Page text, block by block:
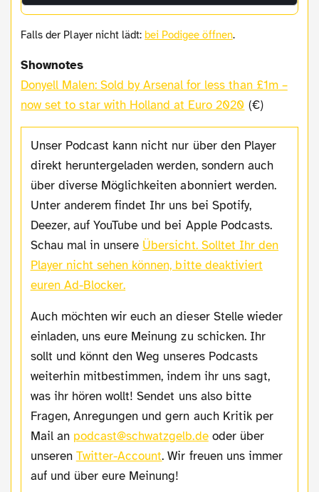
Falls der Player nicht lädt: bei Podigee öffnen.
Shownotes
Donyell Malen: Sold by Arsenal for less than £1m –
now set to star with Holland at Euro 2020 (€)
Unser Podcast kann nicht nur über den Player
direkt heruntergeladen werden, sondern auch
über diverse Möglichkeiten abonniert werden.
Unter anderem findet Ihr uns bei Spotify,
Deezer, auf YouTube und bei Apple Podcasts.
Schau mal in unsere Übersicht.Solltet Ihr den
Player nicht sehen können, bitte deaktiviert
euren Ad-Blocker.
Auch möchten wir euch an dieser Stelle wieder
einladen, uns eure Meinung zu schicken. Ihr
sollt und könnt den Weg unseres Podcasts
weiterhin mitbestimmen, indem ihr uns sagt,
was ihr hören wollt! Sendet uns also bitte
Fragen, Anregungen und gern auch Kritik per
Mail an podcast@schwatzgelb.deoder über
unseren Twitter-Account. Wir freuen uns immer
auf und über eure Meinung!